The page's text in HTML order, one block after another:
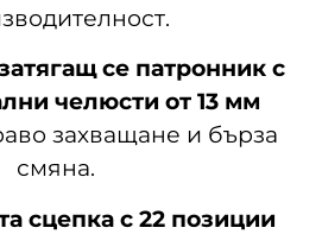
се патронник с
челюсти от 13 мм
захващане и бърза
смяна.
сцепка с 22 позиции